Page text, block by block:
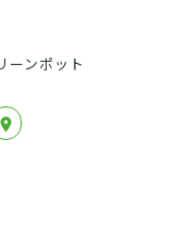
ーンポット
location_on